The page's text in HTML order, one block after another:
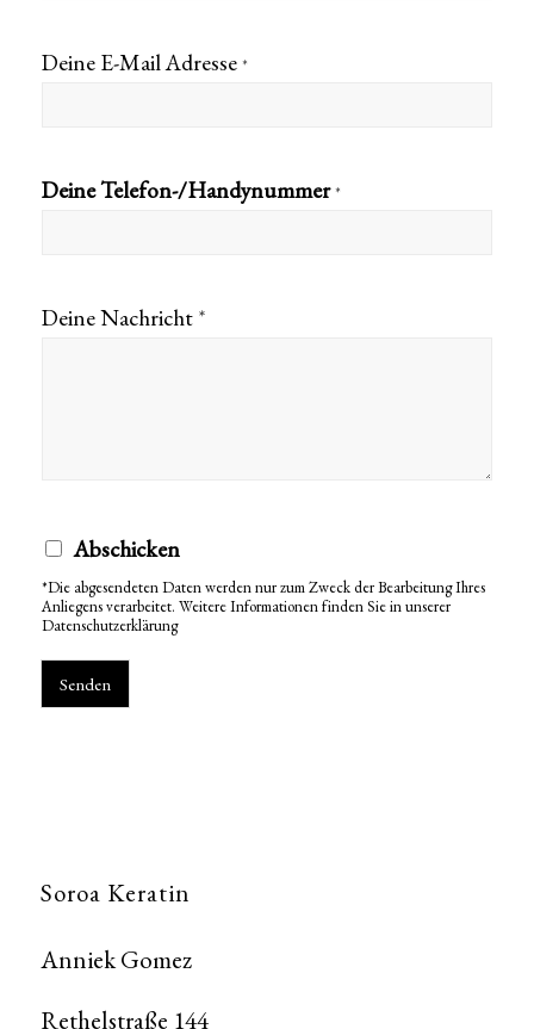
Deine E-Mail Adresse *
Deine Telefon-/Handynummer*
Deine Nachricht *
Abschicken
*Die abgesendeten Daten werden nur zum Zweck der Bearbeitung Ihres
Anliegens verarbeitet. Weitere Informationen finden Sie in unserer
Datenschutzerklärung
Senden
Soroa Keratin
Anniek Gomez
Rethelstraße 144